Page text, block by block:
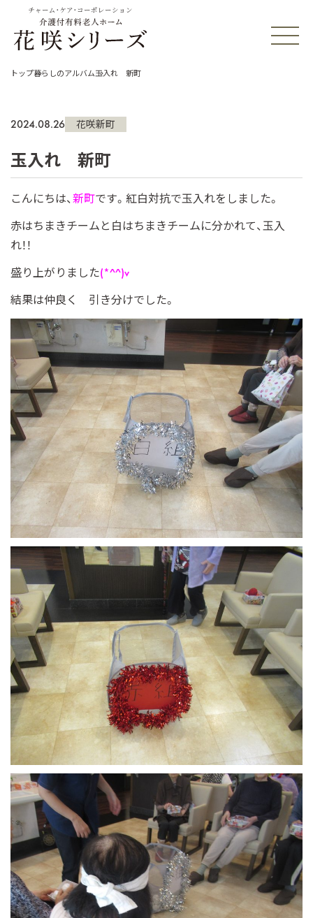
チャーム・ケア・コーポレーション
トップ暮らしのアルバム玉入れ 新町
2024.08.26 花咲新町
玉入れ 新町
こんにちは、新町です。紅白対抗で玉入れをしました。
赤はちまきチームと白はちまきチームに分かれて、玉入
れ！！
盛り上がりました(*^^)v
結果は仲良く 引き分けでした。